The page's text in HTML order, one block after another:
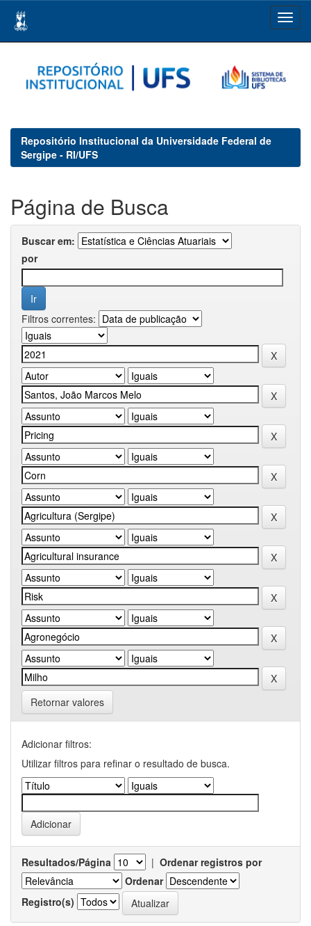
navigation
Repositório Institucional da Universidade Federal de
Sergipe - RI/UFS
Página de Busca
Buscar em:
por
Filtros correntes:
Retornar valores
Adicionar filtros:
Utilizar filtros para refinar o resultado de busca.
Resultados/Página | Ordenar registros por
Ordenar
Registro(s)